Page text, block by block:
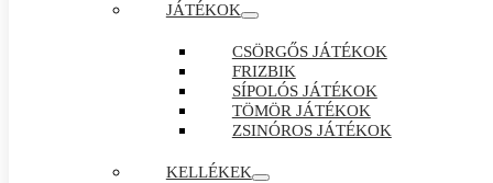
JÁTÉKOK
CSÖRGŐS JÁTÉKOK
FRIZBIK
SÍPOLÓS JÁTÉKOK
TÖMÖR JÁTÉKOK
ZSINÓROS JÁTÉKOK
KELLÉKEK